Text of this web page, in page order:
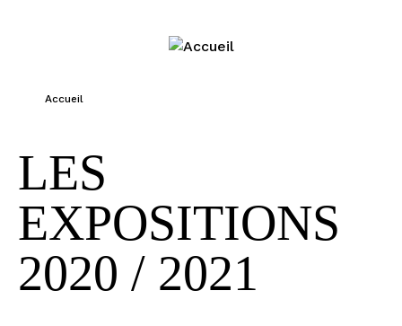
Accueil
LES
EXPOSITIONS
2020 / 2021